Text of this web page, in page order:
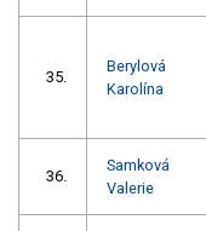
35.
Berylová
Karolína
36.
Samková
Valerie